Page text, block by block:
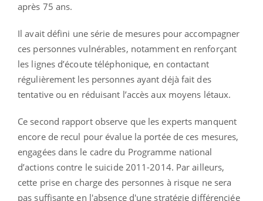
après 75 ans.
Il avait défini une série de mesures pour accompagner
ces personnes vulnérables, notamment en renforçant
les lignes d’écoute téléphonique, en contactant
régulièrement les personnes ayant déjà fait des
tentative ou en réduisant l’accès aux moyens létaux.
Ce second rapport observe que les experts manquent
encore de recul pour évalue la portée de ces mesures,
engagées dans le cadre du Programme national
d’actions contre le suicide 2011-2014. Par ailleurs,
cette prise en charge des personnes à risque ne sera
pas suffisante en l'absence d'une stratégie différenciée